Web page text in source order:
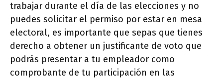
trabajar durante el día de las elecciones y no
puedes solicitar el permiso por estar en mesa
electoral, es importante que sepas que tienes
derecho a obtener un justificante de voto que
podrás presentar a tu empleador como
comprobante de tu participación en las